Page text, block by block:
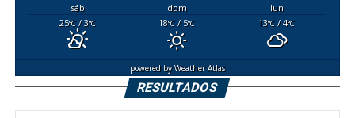
sáb dom
lun
25°C/ 3°C 18°C / 5°C 13°C / 4°C
powered byWeather Atlas
RESULTADOS